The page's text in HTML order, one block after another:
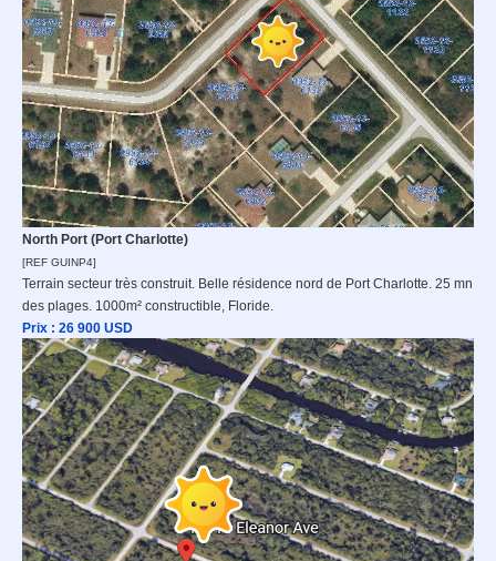
North Port (Port Charlotte)
[REF GUINP4]
Terrain secteur très construit. Belle résidence nord de Port Charlotte. 25 mn
des plages. 1000m² constructible, Floride.
Prix : 26 900 USD